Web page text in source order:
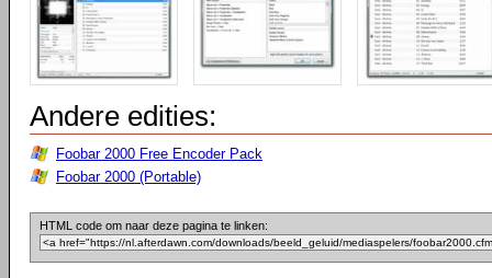
Andere edities:
Foobar 2000 Free Encoder Pack
Foobar 2000 (Portable)
HTML code om naar deze pagina te linken: